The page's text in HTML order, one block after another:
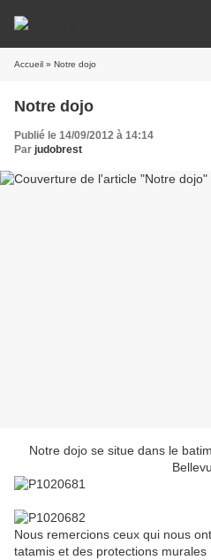
Accueil » Notre dojo
Notre dojo
Publié le 14/09/2012 à 14:14
Par judobrest
Notre dojo se situe dans le
Nous remercions ceux qui nous
tatamis et des protections murales